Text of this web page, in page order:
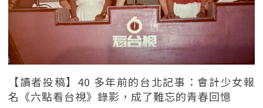
【讀者投稿】40 多年前的台北記事：會計少女報
名《六點看台視》錄影，成了難忘的青春回憶